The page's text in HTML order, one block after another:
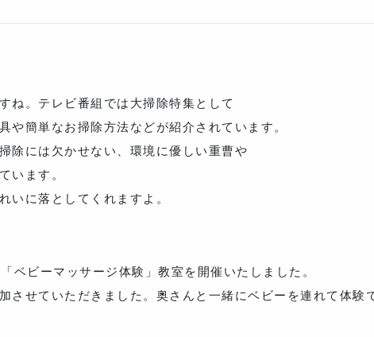
ね。テレビ番組では大掃除特集として
や簡単なお掃除方法などが紹介されています。
除には欠かせない、環境に優しい重曹や
います。
いに落としてくれますよ。
ベビーマッサージ体験」教室を開催いたしました。
させていただきました。奥さんと一緒にベビーを連れて体験